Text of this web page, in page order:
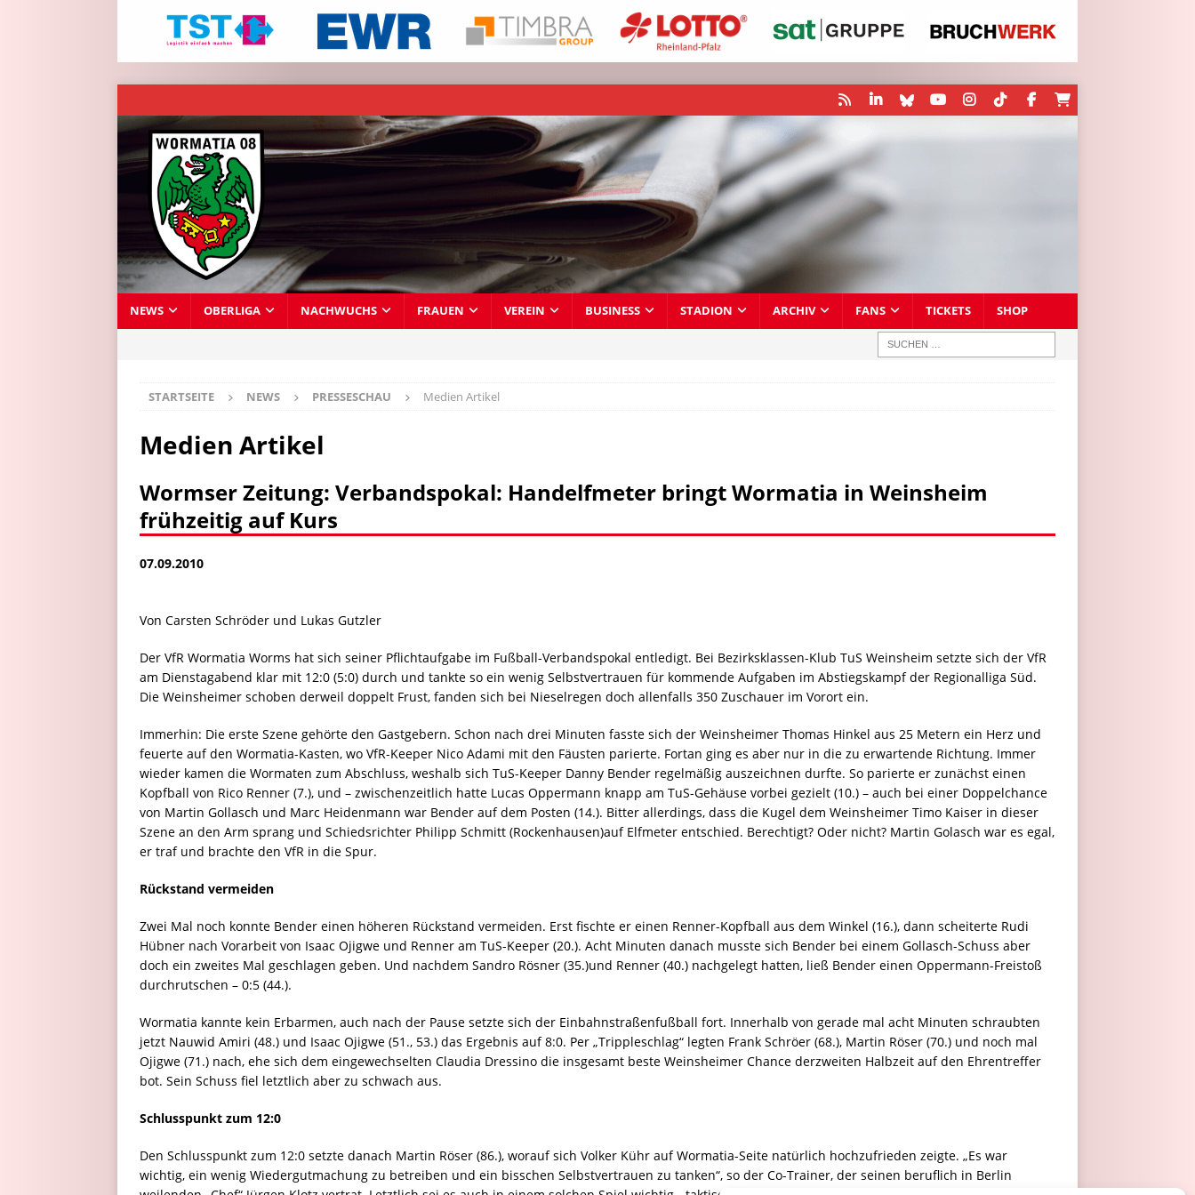
NEWS OBERLIGA NACHWUCHS FRAUEN VEREIN BUSINESS STADION ARCHIV FANS TICKETS SHOP
STARTSEITE NEWS PRESSESCHAU Medien Artikel
Medien Artikel
Wormser Zeitung: Verbandspokal: Handelfmeter bringt Wormatia in Weinsheim
frühzeitig auf Kurs
07.09.2010
Von Carsten Schröder und Lukas Gutzler
Der VfR Wormatia Worms hat sich seiner Pflichtaufgabe im Fußball-Verbandspokal entledigt. Bei Bezirksklassen-Klub TuS Weinsheim setzte sich der VfR
am Dienstagabend klar mit 12:0 (5:0) durch und tankte so ein wenig Selbstvertrauen für kommende Aufgaben im Abstiegskampf der Regionalliga Süd.
Die Weinsheimer schoben derweil doppelt Frust, fanden sich bei Nieselregen doch allenfalls 350 Zuschauer im Vorort ein.
Immerhin: Die erste Szene gehörte den Gastgebern. Schon nach drei Minuten fasste sich der Weinsheimer Thomas Hinkel aus 25 Metern ein Herz und
feuerte auf den Wormatia-Kasten, wo VfR-Keeper Nico Adami mit den Fäusten parierte. Fortan ging es aber nur in die zu erwartende Richtung. Immer
wieder kamen die Wormaten zum Abschluss, weshalb sich TuS-Keeper Danny Bender regelmäßig auszeichnen durfte. So parierte er zunächst einen
Kopfball von Rico Renner (7.), und – zwischenzeitlich hatte Lucas Oppermann knapp am TuS-Gehäuse vorbei gezielt (10.) – auch bei einer Doppelchance
von Martin Gollasch und Marc Heidenmann war Bender auf dem Posten (14.). Bitter allerdings, dass die Kugel dem Weinsheimer Timo Kaiser in dieser
Szene an den Arm sprang und Schiedsrichter Philipp Schmitt (Rockenhausen)auf Elfmeter entschied. Berechtigt? Oder nicht? Martin Golasch war es egal,
er traf und brachte den VfR in die Spur.
Rückstand vermeiden
Zwei Mal noch konnte Bender einen höheren Rückstand vermeiden. Erst fischte er einen Renner-Kopfball aus dem Winkel (16.), dann scheiterte Rudi
Hübner nach Vorarbeit von Isaac Ojigwe und Renner am TuS-Keeper (20.). Acht Minuten danach musste sich Bender bei einem Gollasch-Schuss aber
doch ein zweites Mal geschlagen geben. Und nachdem Sandro Rösner (35.)und Renner (40.) nachgelegt hatten, ließ Bender einen Oppermann-Freistoß
durchrutschen – 0:5 (44.).
Wormatia kannte kein Erbarmen, auch nach der Pause setzte sich der Einbahnstraßenfußball fort. Innerhalb von gerade mal acht Minuten schraubten
jetzt Nauwid Amiri (48.) und Isaac Ojigwe (51., 53.) das Ergebnis auf 8:0. Per „Trippleschlag“ legten Frank Schröer (68.), Martin Röser (70.) und noch mal
Ojigwe (71.) nach, ehe sich dem eingewechselten Claudia Dressino die insgesamt beste Weinsheimer Chance derzweiten Halbzeit auf den Ehrentreffer
bot. Sein Schuss fiel letztlich aber zu schwach aus.
Schlusspunkt zum 12:0
Den Schlusspunkt zum 12:0 setzte danach Martin Röser (86.), worauf sich Volker Kühr auf Wormatia-Seite natürlich hochzufrieden zeigte. „Es war
wichtig, ein wenig Wiedergutmachung zu betreiben und ein bisschen Selbstvertrauen zu tanken“, so der Co-Trainer, der seinen beruflich in Berlin